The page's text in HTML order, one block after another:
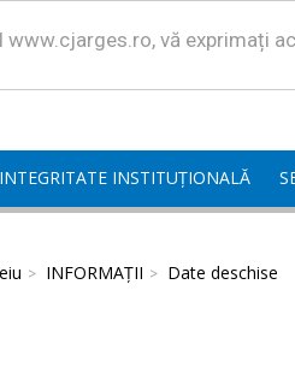
vă exprimați
INTEGRITATE INSTITUȚIONALĂ
INFORMAȚII Date deschise